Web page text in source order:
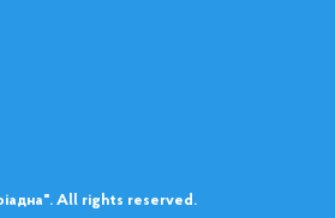
All rights reserved.